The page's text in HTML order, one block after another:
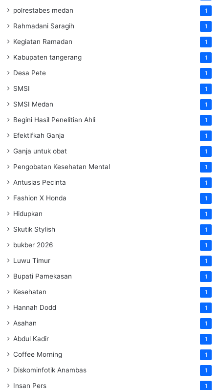
polrestabes medan 1
Rahmadani Saragih 1
Kegiatan Ramadan 1
Kabupaten tangerang 1
Desa Pete 1
SMSI 1
SMSI Medan 1
Begini Hasil Penelitian Ahli 1
Efektifkah Ganja 1
Ganja untuk obat 1
Pengobatan Kesehatan Mental 1
Antusias Pecinta 1
Fashion X Honda 1
Hidupkan 1
Skutik Stylish 1
bukber 2026 1
Luwu Timur 1
Bupati Pamekasan 1
Kesehatan 1
Hannah Dodd 1
Asahan 1
Abdul Kadir 1
Coffee Morning 1
Diskominfotik Anambas 1
Insan Pers 1